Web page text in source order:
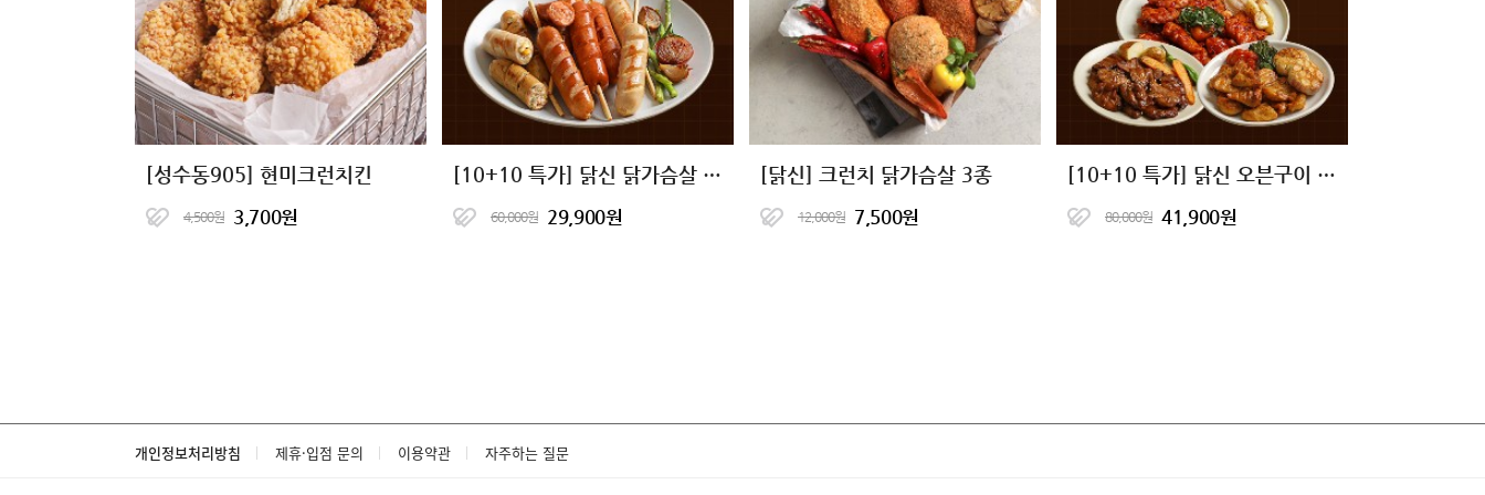
[성수동905] 현미크런치킨
4,500원 3,700원
[10+10 특가] 닭신 닭가슴살 소시지 6종 골라담기
60,000원 29,900원
[닭신] 크런치 닭가슴살 3종
12,000원 7,500원
[10+10 특가] 닭신 오븐구이 닭안심살 7종 골라담기
80,000원 41,900원
개인정보처리방침 제휴·입점 문의 이용약관 자주하는 질문